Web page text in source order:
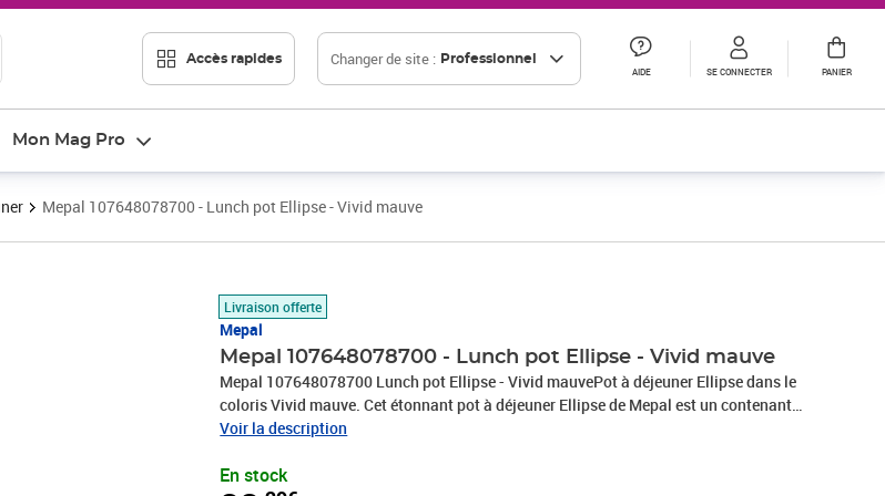
Accès rapides Changer de site : Professionnel
AIDE SE CONNECTER PANIER
Mon Mag Pro
Mepal 107648078700 - Lunch pot Ellipse - Vivid mauve
Livraison offerte
Mepal
Mepal 107648078700 - Lunch pot Ellipse - Vivid mauve
Mepal 107648078700 Lunch pot Ellipse - Vivid mauvePot à déjeuner Ellipse dans le
coloris Vivid mauve. Cet étonnant pot à déjeuner Ellipse de Mepal est un contenant
très commode pour emporter votre déjeuner ou un encas, sachant qu'il possède deux
emporter du yaourt dans le premier compartiment et du müesli ou des morceaux de
Voir la description
En stock
Prix 22,29€